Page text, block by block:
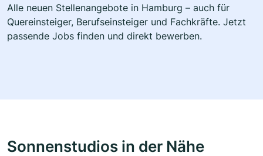
Alle neuen Stellenangebote in Hamburg – auch für
Quereinsteiger, Berufseinsteiger und Fachkräfte. Jetzt
passende Jobs finden und direkt bewerben.
Sonnenstudios in der Nähe